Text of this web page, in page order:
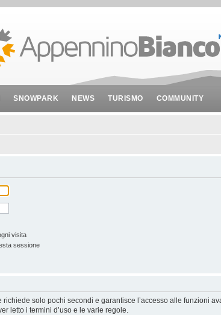
SNOWPARK NEWS TURISMO COMMUNITY
visita
sessione
solo pochi secondi e garantisce l’accesso alle funzioni
letto i termini d’uso e le varie regole.